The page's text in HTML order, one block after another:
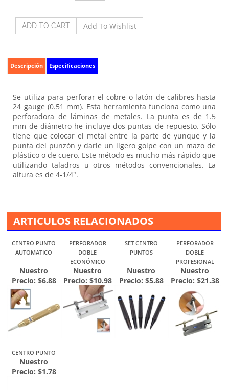
Descripción Especificaciones
Se utiliza para perforar el cobre o latón de calibres hasta
24 gauge (0.51 mm). Esta herramienta funciona como una
perforadora de láminas de metales. La punta es de 1.5
mm de diámetro he incluye dos puntas de repuesto. Sólo
tiene que colocar el metal entre la parte de yunque y la
punta del punzón y darle un ligero golpe con un mazo de
plástico o de cuero. Este método es mucho más rápido que
utilizando taladros u otros métodos convencionales. La
ARTICULOS RELACIONADOS
CENTRO PUNTO
PERFORADOR
DOBLE
ECONÓMICO
SET CENTRO
PERFORADOR
DOBLE
PROFESIONAL
Nuestro
Precio: $6.88
Nuestro
Precio:$10.98
Nuestro
Precio: $5.88
Nuestro
Precio: $21.38
CENTRO PUNTO
Nuestro
Precio: $1.78